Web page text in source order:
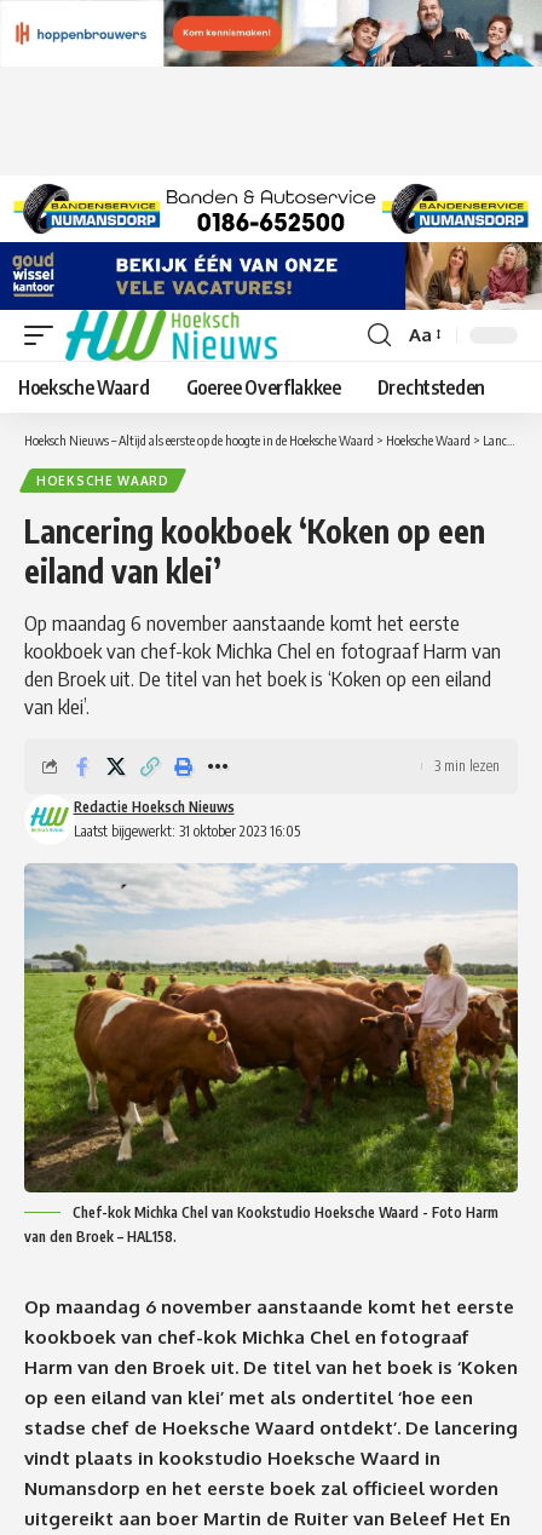
Lettergrootte
aanpassen
Aa
Hoeksche Waard Goeree Overflakkee Drechtsteden
Hoeksch Nieuws – Altijd als eerste op de hoogte in de Hoeksche Waard > Hoeksche Waard > Lancering kookboek ‘Koken op een eiland van klei’
HOEKSCHE WAARD
Lancering kookboek ‘Koken op een
eiland van klei’
Op maandag 6 november aanstaande komt het eerste
kookboek van chef-kok Michka Chel en fotograaf Harm van
den Broek uit. De titel van het boek is ‘Koken op een eiland
van klei’.
Laatst bijgewerkt: 31 oktober 2023 16:05
Redactie Hoeksch Nieuws
3 min lezen
Chef-kok Michka Chel van Kookstudio Hoeksche Waard - Foto Harm
van den Broek – HAL158.
Op maandag 6 november aanstaande komt het eerste
kookboek van chef-kok Michka Chel en fotograaf
Harm van den Broek uit. De titel van het boek is ‘Koken
op een eiland van klei’ met als ondertitel ‘hoe een
stadse chef de Hoeksche Waard ontdekt’. De lancering
vindt plaats in kookstudio Hoeksche Waard in
Numansdorp en het eerste boek zal officieel worden
uitgereikt aan boer Martin de Ruiter van Beleef Het En